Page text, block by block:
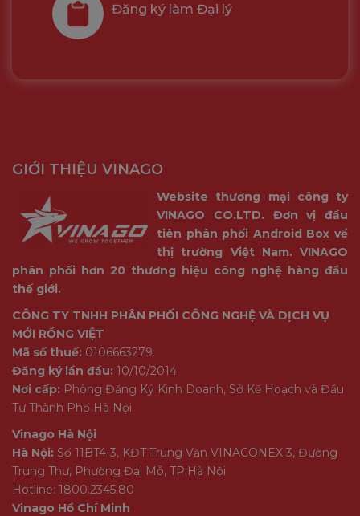
Đăng ký làm Đại lý
GIỚI THIỆU VINAGO
Website thương mại công ty
VINAGO CO.LTD. Đơn vị đầu
tiên phân phối Android Box về
thị trường Việt Nam. VINAGO
phân phối hơn 20 thương hiệu công nghệ hàng đầu
thế giới.
CÔNG TY TNHH PHÂN PHỐI CÔNG NGHỆ VÀ DỊCH VỤ
MỚI RỒNG VIỆT
Mã số thuế: 0106663279
Đăng ký lần đầu: 10/10/2014
Nơi cấp: Phòng Đăng Ký Kinh Doanh, Sở Kế Hoạch và Đầu
Tư Thành Phố Hà Nội
Vinago Hà Nội
Hà Nội: Số 11BT4-3, KĐT Trung Văn VINACONEX 3, Đường
Trung Thư, Phường Đại Mỗ, TP.Hà Nội
Hotline: 1800.2345.80
Vinago Hồ Chí Minh